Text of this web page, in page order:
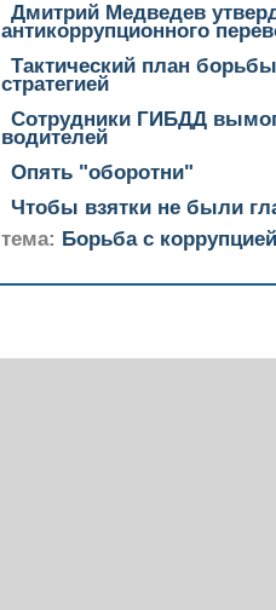
Дмитрий Медведев
антикоррупционного
Тактический план
стратегией
Сотрудники ГИБДД
водителей
Опять "оборотни"
Чтобы взятки не были
тема: Борьба с коррупцией